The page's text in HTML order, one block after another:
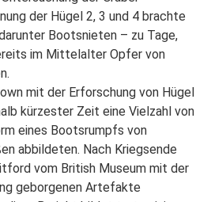
der Hügel 2, 3 und 4 brachte
Bootsnieten – zu Tage,
im Mittelalter Opfer von
mit der Erforschung von Hügel
kürzester Zeit eine Vielzahl von
eines Bootsrumpfs von
abbildeten. Nach Kriegsende
vom British Museum mit der
geborgenen Artefakte